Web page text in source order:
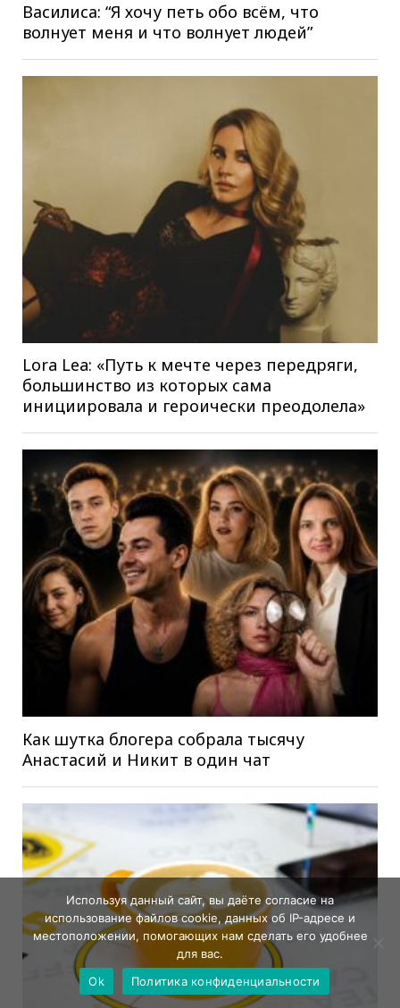
Василиса: “Я хочу петь обо всём, что
волнует меня и что волнует людей”
Lora Lea: «Путь к мечте через передряги,
большинство из которых сама
инициировала и героически преодолела»
Как шутка блогера собрала тысячу
Анастасий и Никит в один чат
Используя данный сайт, вы даёте согласие на
использование файлов cookie, данных об IP-адресе и
местоположении, помогающих нам сделать его удобнее
для вас.
Ok
Политика конфиденциальности